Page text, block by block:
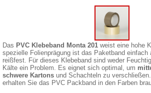
Das PVC Klebeband Monta 201 weist eine hohe
spezielle Folienprägung ist das Paketband einfach
reißfest. Für dieses Klebeband sind weder
Kälte ein Problem. Es eignet sich optimal, um
schwere Kartons und Schachteln zu
erhalten Sie das PVC Packband in den Farben